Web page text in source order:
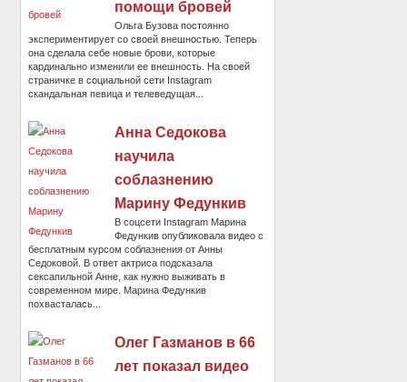
помощи бровей
Ольга Бузова постоянно
экспериментирует со своей внешностью. Теперь
она сделала себе новые брови, которые
кардинально изменили ее внешность. На своей
страничке в социальной сети Instagram
скандальная певица и телеведущая...
Анна Седокова
научила
соблазнению
Марину Федункив
В соцсети Instagram Марина
Федункив опубликовала видео с
бесплатным курсом соблазнения от Анны
Седоковой. В ответ актриса подсказала
сексапильной Анне, как нужно выживать в
современном мире. Марина Федункив
похвасталась...
Олег Газманов в 66
лет показал видео